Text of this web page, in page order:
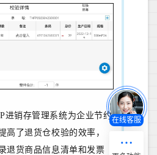
进销存管理系统为企业节约
高了退货仓校验的效率，
退货商品信息清单和发票
在线客服